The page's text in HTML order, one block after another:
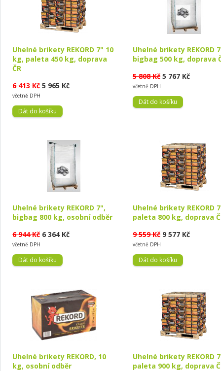
Uhelné brikety REKORD 7" 10
kg, paleta 450 kg, doprava
ČR
6 413 Kč 5 965 Kč
včetně DPH
Uhelné brikety REKORD
bigbag 500 kg, doprava
5 808 Kč 5 767 Kč
včetně DPH
Uhelné brikety REKORD 7",
bigbag 800 kg, osobní odběr
6 944 Kč 6 364 Kč
včetně DPH
Uhelné brikety REKORD
paleta 800 kg, doprava
9 559 Kč 9 577 Kč
včetně DPH
Uhelné brikety REKORD, 10
kg, osobní odběr
Uhelné brikety REKORD
paleta 900 kg, doprava